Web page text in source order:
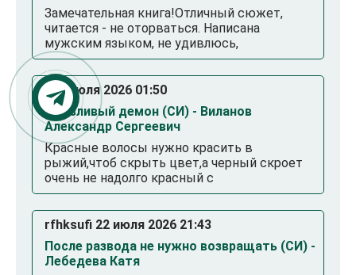
Замечательная книга!Отличный сюжет,
читается - не оторваться. Написана
мужским языком, не удивлюсь,
. 23 июля 2026 01:50
Смазливый демон (СИ) - Виланов
Александр Сергеевич
Красные волосы нужно красить в
рыжий,чтоб скрыть цвет,а черный скроет
очень не надолго красный с
rfhksufi 22 июля 2026 21:43
После развода не нужно возвращать (СИ) -
Лебедева Катя